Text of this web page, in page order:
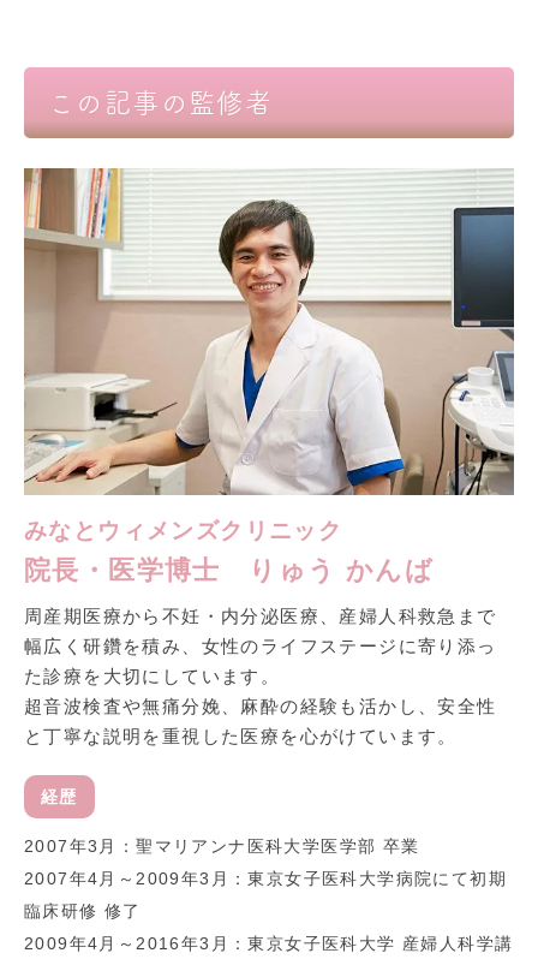
この記事の監修者
みなとウィメンズクリニック
院長・医学博士 りゅう かんば
周産期医療から不妊・内分泌医療、産婦人科救急まで
幅広く研鑽を積み、女性のライフステージに寄り添っ
た診療を大切にしています。
超音波検査や無痛分娩、麻酔の経験も活かし、安全性
と丁寧な説明を重視した医療を心がけています。
経歴
2007年3月：聖マリアンナ医科大学医学部 卒業
2007年4月～2009年3月：東京女子医科大学病院にて初期
臨床研修 修了
2009年4月～2016年3月：東京女子医科大学 産婦人科学講